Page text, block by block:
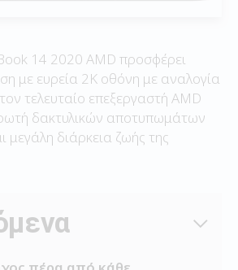
14 2020 AMD προσφέρει
με ευρεία 2K οθόνη με αναλογία
τελευταίο επεξεργαστή AMD
δακτυλικών αποτυπωμάτων
μεγάλη διάρκεια ζωής της